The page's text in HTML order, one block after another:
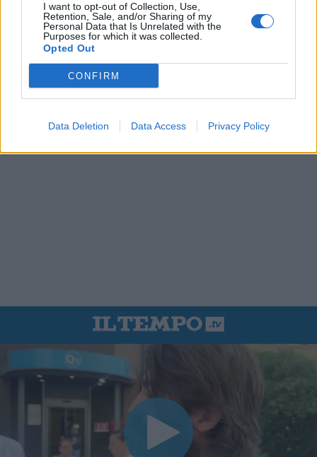
I want to opt-out of Collection, Use,
Retention, Sale, and/or Sharing of my
Personal Data that Is Unrelated with the
Purposes for which it was collected.
Opted Out
CONFIRM
Data Deletion Data Access Privacy Policy